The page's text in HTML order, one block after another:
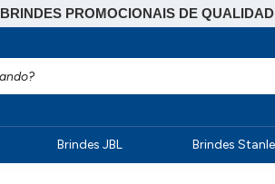
BRINDES PROMOCIONAIS DE
Brindes JBL Brindes